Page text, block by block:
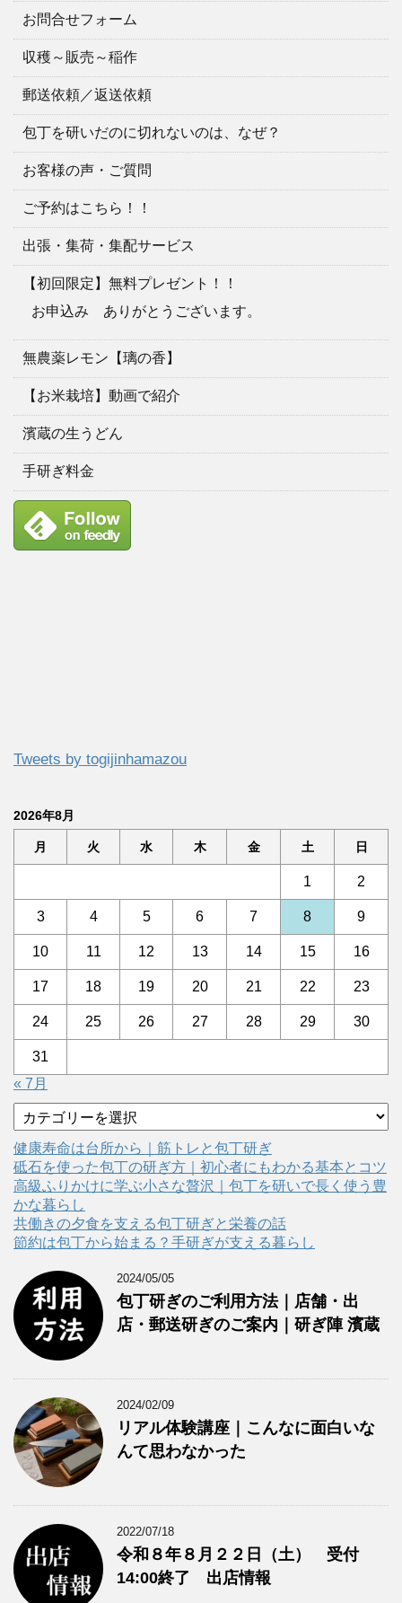
お問合せフォーム
収穫～販売～稲作
郵送依頼／返送依頼
包丁を研いだのに切れないのは、なぜ？
お客様の声・ご質問
ご予約はこちら！！
出張・集荷・集配サービス
【初回限定】無料プレゼント！！
お申込み ありがとうございます。
無農薬レモン【璃の香】
【お米栽培】動画で紹介
濱蔵の生うどん
手研ぎ料金
Tweets by togijinhamazou
2026年8月
月 火 水 木 金 土 日
1 2
3 4 5 6 7 8 9
10 11 12 13 14 15 16
17 18 19 20 21 22 23
24 25 26 27 28 29 30
31
« 7月
テ
ゴ
リ
ー
健康寿命は台所から｜筋トレと包丁研ぎ
砥石を使った包丁の研ぎ方｜初心者にもわかる基本とコツ
高級ふりかけに学ぶ小さな贅沢｜包丁を研いで長く使う豊
かな暮らし
共働きの夕食を支える包丁研ぎと栄養の話
節約は包丁から始まる？手研ぎが支える暮らし
2024/05/05
包丁研ぎのご利用方法｜店舗・出
店・郵送研ぎのご案内｜研ぎ陣 濱蔵
2024/02/09
リアル体験講座｜こんなに面白いな
んて思わなかった
2022/07/18
令和８年８月２２日（土） 受付
14:00終了 出店情報